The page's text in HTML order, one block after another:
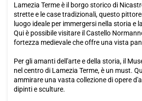
Lamezia Terme è il borgo storico di
strette e le case tradizionali, questo
luogo ideale per immergersi nella storia e
Qui è possibile visitare il Castello
fortezza medievale che offre una vista
Per gli amanti dell'arte e della storia, il
nel centro di Lamezia Terme, è un must.
ammirare una vasta collezione di opere
dipinti e sculture.